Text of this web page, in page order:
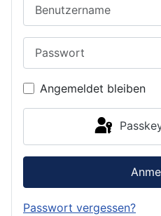
Angemeldet bleiben
Passwort vergessen?